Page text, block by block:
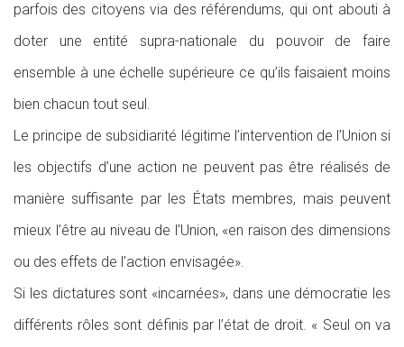
parfois des citoyens via des référendums, qui ont abouti à
doter une entité supra-nationale du pouvoir de faire
ensemble à une échelle supérieure ce qu’ils faisaient moins
bien chacun tout seul.
Le principe de subsidiarité légitime l’intervention de l’Union si
les objectifs d’une action ne peuvent pas être réalisés de
manière suffisante par les États membres, mais peuvent
mieux l’être au niveau de l’Union, «en raison des dimensions
ou des effets de l’action envisagée».
Si les dictatures sont «incarnées», dans une démocratie les
différents rôles sont définis par l’état de droit. « Seul on va